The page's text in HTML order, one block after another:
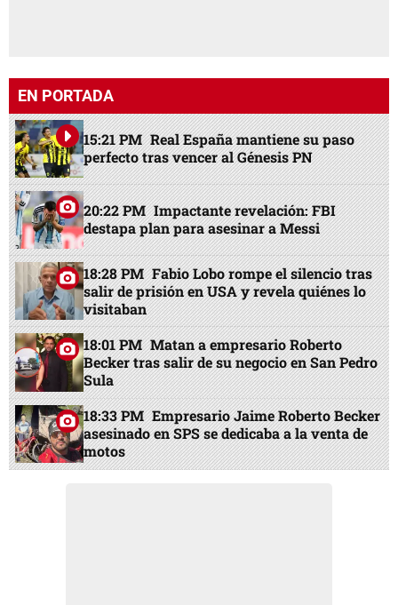
EN PORTADA
15:21 PM Real España mantiene su paso
perfecto tras vencer al Génesis PN
20:22 PM Impactante revelación: FBI
destapa plan para asesinar a Messi
18:28 PM Fabio Lobo rompe el silencio tras
salir de prisión en USA y revela quiénes lo
visitaban
18:01 PM Matan a empresario Roberto
Becker tras salir de su negocio en San Pedro
Sula
18:33 PM Empresario Jaime Roberto Becker
asesinado en SPS se dedicaba a la venta de
motos